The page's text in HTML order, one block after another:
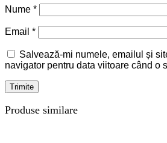
Nume *
Email *
Salvează-mi numele, emailul și
navigator pentru data viitoare când o
Produse similare